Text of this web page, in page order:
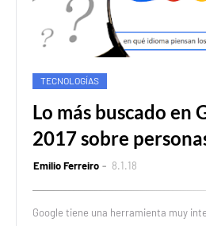
TECNOLOGÍAS
Lo más buscado en
2017 sobre
Emilio Ferreiro 8.1.18
Google tiene una herramienta muy